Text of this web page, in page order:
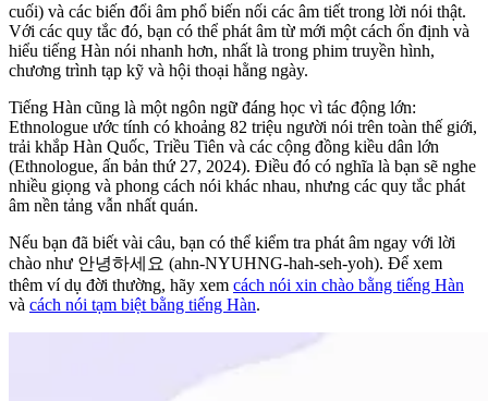
cuối) và các biến đổi âm phổ biến nối các âm tiết trong lời nói thật.
Với các quy tắc đó, bạn có thể phát âm từ mới một cách ổn định và
hiểu tiếng Hàn nói nhanh hơn, nhất là trong phim truyền hình,
chương trình tạp kỹ và hội thoại hằng ngày.
Tiếng Hàn cũng là một ngôn ngữ đáng học vì tác động lớn:
Ethnologue ước tính có khoảng 82 triệu người nói trên toàn thế giới,
trải khắp Hàn Quốc, Triều Tiên và các cộng đồng kiều dân lớn
(Ethnologue, ấn bản thứ 27, 2024). Điều đó có nghĩa là bạn sẽ nghe
nhiều giọng và phong cách nói khác nhau, nhưng các quy tắc phát
âm nền tảng vẫn nhất quán.
Nếu bạn đã biết vài câu, bạn có thể kiểm tra phát âm ngay với lời
chào như 안녕하세요 (ahn-NYUHNG-hah-seh-yoh). Để xem
thêm ví dụ đời thường, hãy xem cách nói xin chào bằng tiếng Hàn
và cách nói tạm biệt bằng tiếng Hàn.